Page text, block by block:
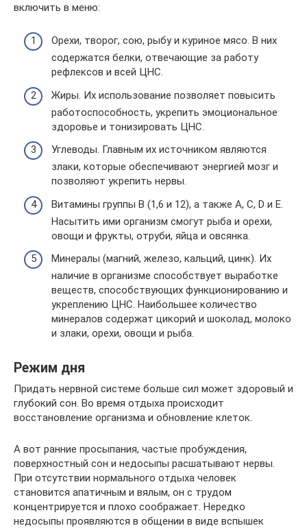
включить в меню:
Орехи, творог, сою, рыбу и куриное мясо. В них
содержатся белки, отвечающие за работу
рефлексов и всей ЦНС.
Жиры. Их использование позволяет повысить
работоспособность, укрепить эмоциональное
здоровье и тонизировать ЦНС.
Углеводы. Главным их источником являются
злаки, которые обеспечивают энергией мозг и
позволяют укрепить нервы.
Витамины группы В (1,6 и 12), а также A, C, D и E.
Насытить ими организм смогут рыба и орехи,
овощи и фрукты, отруби, яйца и овсянка.
Минералы (магний, железо, кальций, цинк). Их
наличие в организме способствует выработке
веществ, способствующих функционированию и
укреплению ЦНС. Наибольшее количество
минералов содержат цикорий и шоколад, молоко
и злаки, орехи, овощи и рыба.
Режим дня
Придать нервной системе больше сил может здоровый и
глубокий сон. Во время отдыха происходит
восстановление организма и обновление клеток.
А вот ранние просыпания, частые пробуждения,
поверхностный сон и недосыпы расшатывают нервы.
При отсутствии нормального отдыха человек
становится апатичным и вялым, он с трудом
концентрируется и плохо соображает. Нередко
недосыпы проявляются в общении в виде вспышек